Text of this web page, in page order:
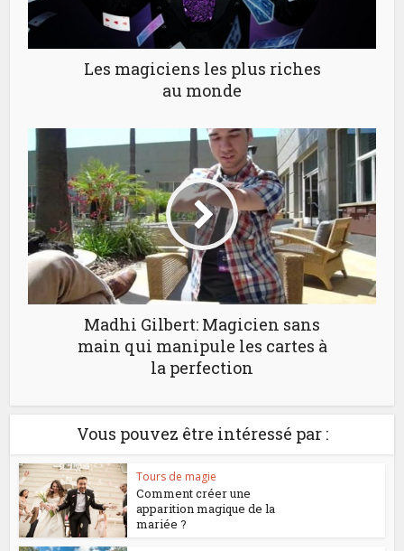
Les magiciens les plus riches
au monde
Madhi Gilbert: Magicien sans
main qui manipule les cartes à
la perfection
Vous pouvez être intéressé par :
Tours de magie
Comment créer une
apparition magique de la
mariée ?